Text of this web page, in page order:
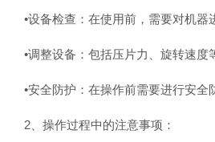
‌•设备检查‌：在使用前，需要对机器
‌•调整设备‌：包括压片力、旋转速度
‌•安全防护‌：在操作前需要进行安全
‌2、操作过程中的注意事项‌：